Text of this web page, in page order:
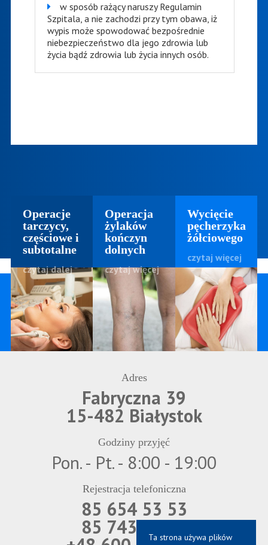
w sposób rażący naruszy Regulamin
Szpitala, a nie zachodzi przy tym obawa, iż
wypis może spowodować bezpośrednie
niebezpieczeństwo dla jego zdrowia lub
życia bądź zdrowia lub życia innych osób.
Operacje
tarczycy,
częściowe i
subtotalne
czytaj dalej
Operacja
żylaków
kończyn
dolnych
czytaj więcej
Wycięcie
pęcherzyka
żółciowego
czytaj więcej
Adres
Fabryczna 39
15-482 Białystok
Godziny przyjęć
Pon. - Pt. - 8:00 - 19:00
Rejestracja telefoniczna
85 654 53 53
85 743 69 21Ta strona używa plików